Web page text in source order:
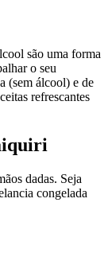
são uma forma
o seu
(sem álcool) e de
refrescantes
dadas. Seja
congelada